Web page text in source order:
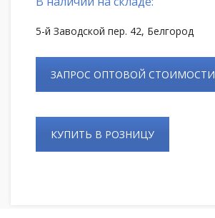
5-й Заводской пер. 42, Белгород
ЗАПРОС ОПТОВОЙ СТОИМОСТИ
КУПИТЬ В РОЗНИЦУ